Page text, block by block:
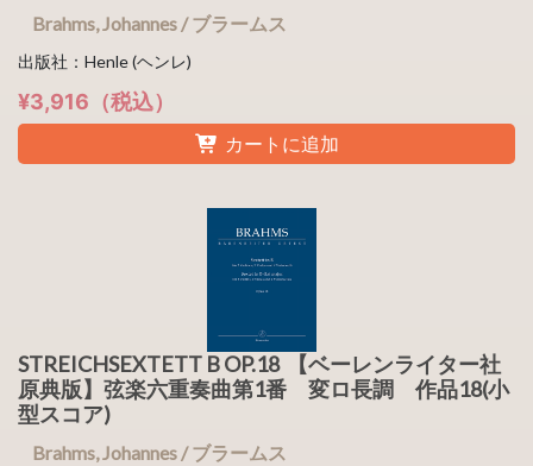
Brahms, Johannes / ブラームス
出版社：Henle (ヘンレ)
¥3,916（税込）
カートに追加
STREICHSEXTETT B OP.18 【ベーレンライター社
原典版】弦楽六重奏曲第1番 変ロ長調 作品18(小
型スコア)
Brahms, Johannes / ブラームス